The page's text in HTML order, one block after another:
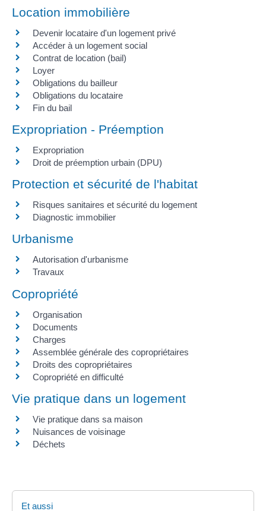
Location immobilière
Devenir locataire d'un logement privé
Accéder à un logement social
Contrat de location (bail)
Loyer
Obligations du bailleur
Obligations du locataire
Fin du bail
Expropriation - Préemption
Expropriation
Droit de préemption urbain (DPU)
Protection et sécurité de l'habitat
Risques sanitaires et sécurité du logement
Diagnostic immobilier
Urbanisme
Autorisation d'urbanisme
Travaux
Copropriété
Organisation
Documents
Charges
Assemblée générale des copropriétaires
Droits des copropriétaires
Copropriété en difficulté
Vie pratique dans un logement
Vie pratique dans sa maison
Nuisances de voisinage
Déchets
Et aussi